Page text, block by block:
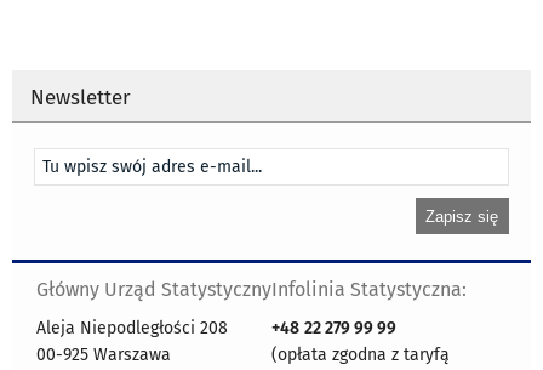
Newsletter
Główny Urząd Statystyczny
Aleja Niepodległości 208
00-925 Warszawa
Infolinia Statystyczna:
+48 22 279 99 99
(opłata zgodna z taryfą